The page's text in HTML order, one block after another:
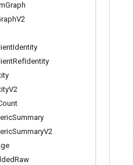
Graph
V2
Identity
RefIdentity
V2
Summary
SummaryV2
Raw